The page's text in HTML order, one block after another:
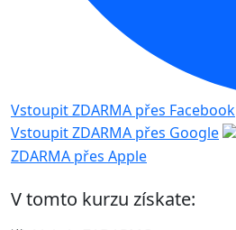
Vstoupit ZDARMA přes Facebook
Vstoupit ZDARMA přes Google
ZDARMA přes Apple
V tomto kurzu získate: